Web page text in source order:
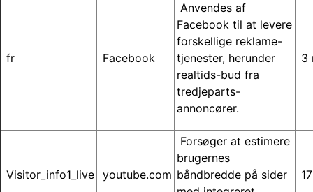
fr Facebook
Anvendes af
Facebook til at levere
forskellige reklame-
tjenester, herunder
realtids-bud fra
tredjeparts-
annoncører.
3
Visitor_info1_live youtube.com
Forsøger at estimere
brugernes
båndbredde på sider